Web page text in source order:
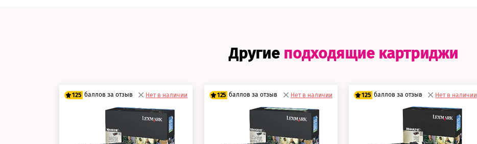
Другие подходящие картриджи
125 баллов за отзыв
100 баллов
Нет в наличии 125 баллов за отзыв
100 баллов
125 баллов
Нет в наличии 125 баллов за отзыв Нет в наличии